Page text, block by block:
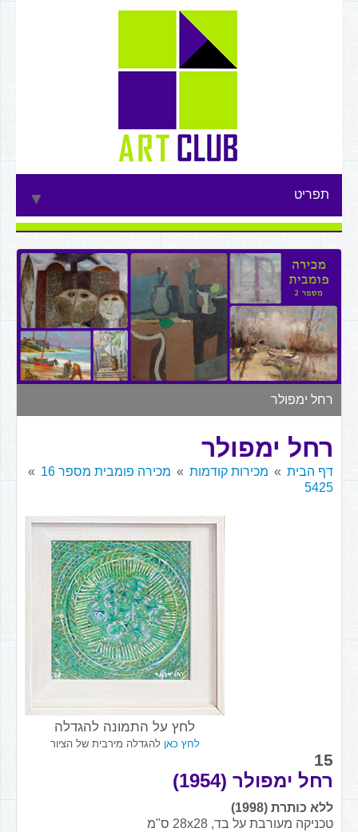
תפריט ▼
▼
▼
▼
▼
רחל ימפולר
רחל ימפולר
דף הבית מכירות קודמות
מכירה פומבית מספר 16
5425
לחץ על התמונה להגדלה
לחץ כאן להגדלה מירבית של הציור
15
רחל ימפולר (1954)
ללא כותרת (1998)
טכניקה מעורבת על בד, 28x28 ס"מ